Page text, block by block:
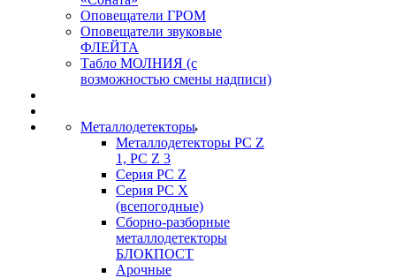
Оповещатели ГРОМ
Оповещатели звуковые
ФЛЕЙТА
Табло МОЛНИЯ (с
возможностью смены надписи)
Металлодетекторы
Металлодетекторы РС Z
1, PC Z 3
Серия РС Z
Серия РС X
(всепогодные)
Сборно-разборные
металлодетекторы
БЛОКПОСТ
Арочные